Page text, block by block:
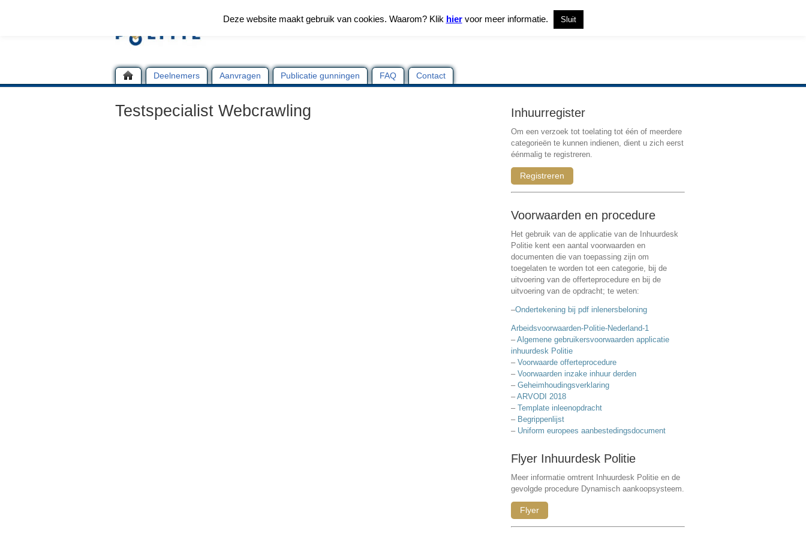
Deelnemers Aanvragen Publicatie gunningen FAQ Contact
Testspecialist Webcrawling Inhuurregister
Om een verzoek tot toelating tot één of meerdere
categorieën te kunnen indienen, dient u zich eerst
éénmalig te registreren.
Registreren
Voorwaarden en procedure
Het gebruik van de applicatie van de Inhuurdesk
Politie kent een aantal voorwaarden en
documenten die van toepassing zijn om
toegelaten te worden tot een categorie, bij de
uitvoering van de offerteprocedure en bij de
uitvoering van de opdracht; te weten:
–Ondertekening bij pdf inlenersbeloning
Arbeidsvoorwaarden-Politie-Nederland-1
–Algemene gebruikersvoorwaarden applicatie
inhuurdesk Politie
– Voorwaarde offerteprocedure
– Voorwaarden inzake inhuur derden
– Geheimhoudingsverklaring
–ARVODI 2018
– Template inleenopdracht
– Begrippenlijst
– Uniform europees aanbestedingsdocument
Flyer Inhuurdesk Politie
Meer informatie omtrent Inhuurdesk Politie en de
gevolgde procedure Dynamisch aankoopsysteem.
Flyer
Deze website maakt gebruik van cookies. Waarom? Klik hiervoor meer informatie. Sluit